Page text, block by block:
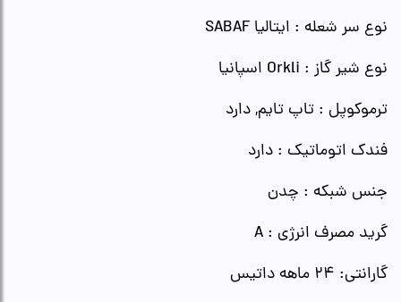
نوع سر شعله : ایتالیا SABAF
نوع شیر گاز : Orkli اسپانیا
ترموکوپل : تاپ تایم, دارد
فندک اتوماتیک : دارد
جنس شبکه : چدن
گرید مصرف انرژی : A
گارانتی: 24 ماهه داتیس